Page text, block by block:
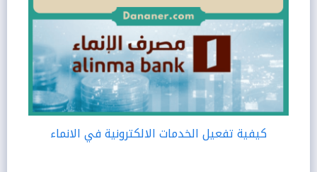
كيفية تفعيل الخدمات الالكترونية في الانماء